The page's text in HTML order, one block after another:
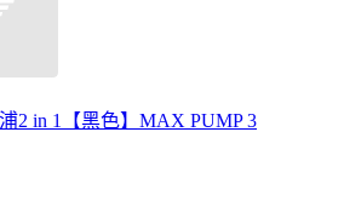
2 in 1【黑色】MAX PUMP 3